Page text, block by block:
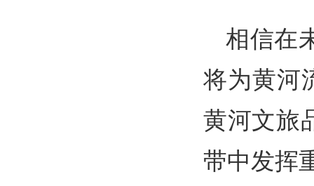
相信在
将为黄河
黄河文旅
带中发挥